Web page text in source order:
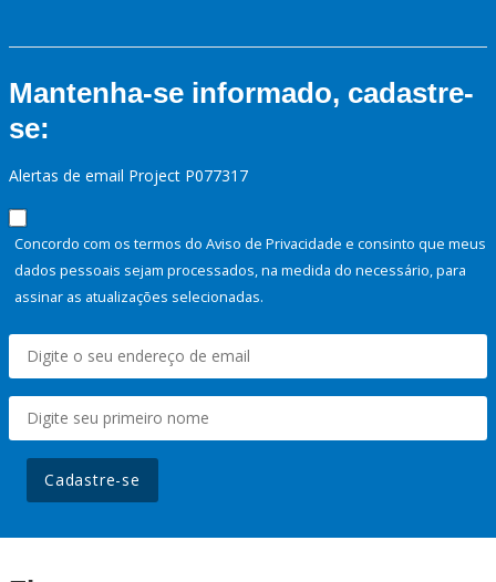
Mantenha-se informado, cadastre-
se:
Alertas de email Project P077317
Concordo com os termos do Aviso de Privacidade e consinto que meus
dados pessoais sejam processados, na medida do necessário, para
assinar as atualizações selecionadas.
Cadastre-se